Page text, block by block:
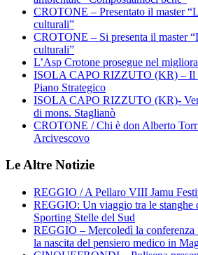
CROTONE – Presentato il master
culturali”
CROTONE – Si presenta il master
culturali”
L’Asp Crotone prosegue nel
ISOLA CAPO RIZZUTO (KR) – Il
Piano Strategico
ISOLA CAPO RIZZUTO (KR)-
di mons. Staglianò
CROTONE / Chi è don Alberto
Arcivescovo
Le Altre Notizie
REGGIO / A Pellaro VIII Jamu
REGGIO: Un viaggio tra le stanghe
Sporting Stelle del Sud
REGGIO – Mercoledì la
la nascita del pensiero medico in